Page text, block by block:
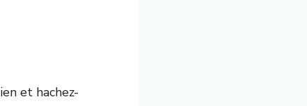
et hachez-